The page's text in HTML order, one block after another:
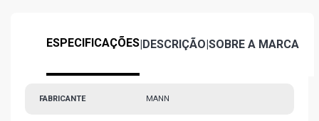
ESPECIFICAÇÕES|DESCRIÇÃO|SOBRE A MARCA
FABRICANTE MANN